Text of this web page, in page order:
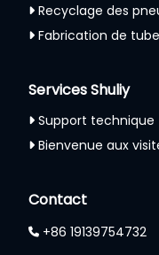
Recyclage des
Fabrication de
Services Shuliy
Support technique
Bienvenue aux
Contact
+86 19139754732